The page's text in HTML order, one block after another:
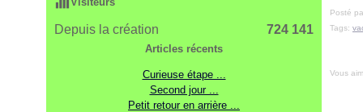
Depuis la création 724 141
Articles récents
Curieuse étape ...
Second jour ...
Petit retour en arrière ...
Posté
Tags:
Vous